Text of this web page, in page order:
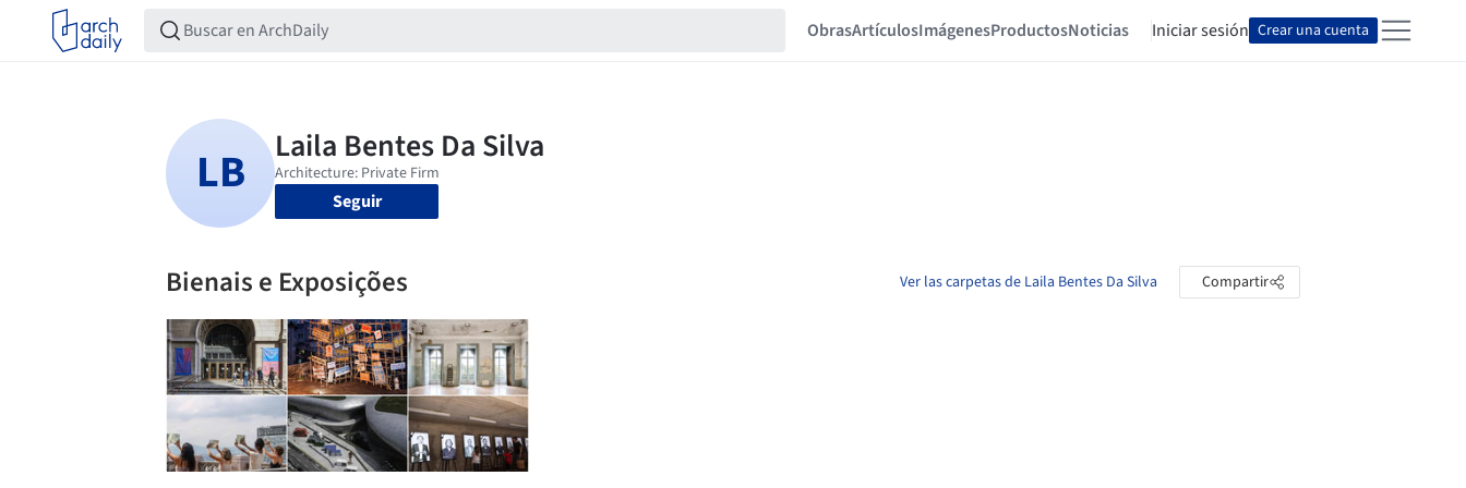
ObrasArtículosImágenesProductosNoticias Iniciar sesión Crear una cuenta
Seguir
Bienais e Exposições Ver las carpetas de Laila Bentes Da Silva Compartir